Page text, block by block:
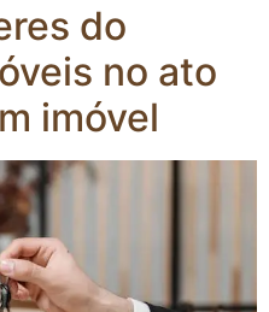
do
no ato
imóvel